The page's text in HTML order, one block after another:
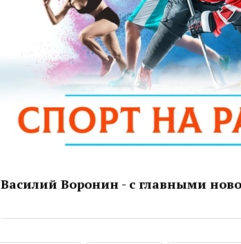
Василий Воронин - с главными